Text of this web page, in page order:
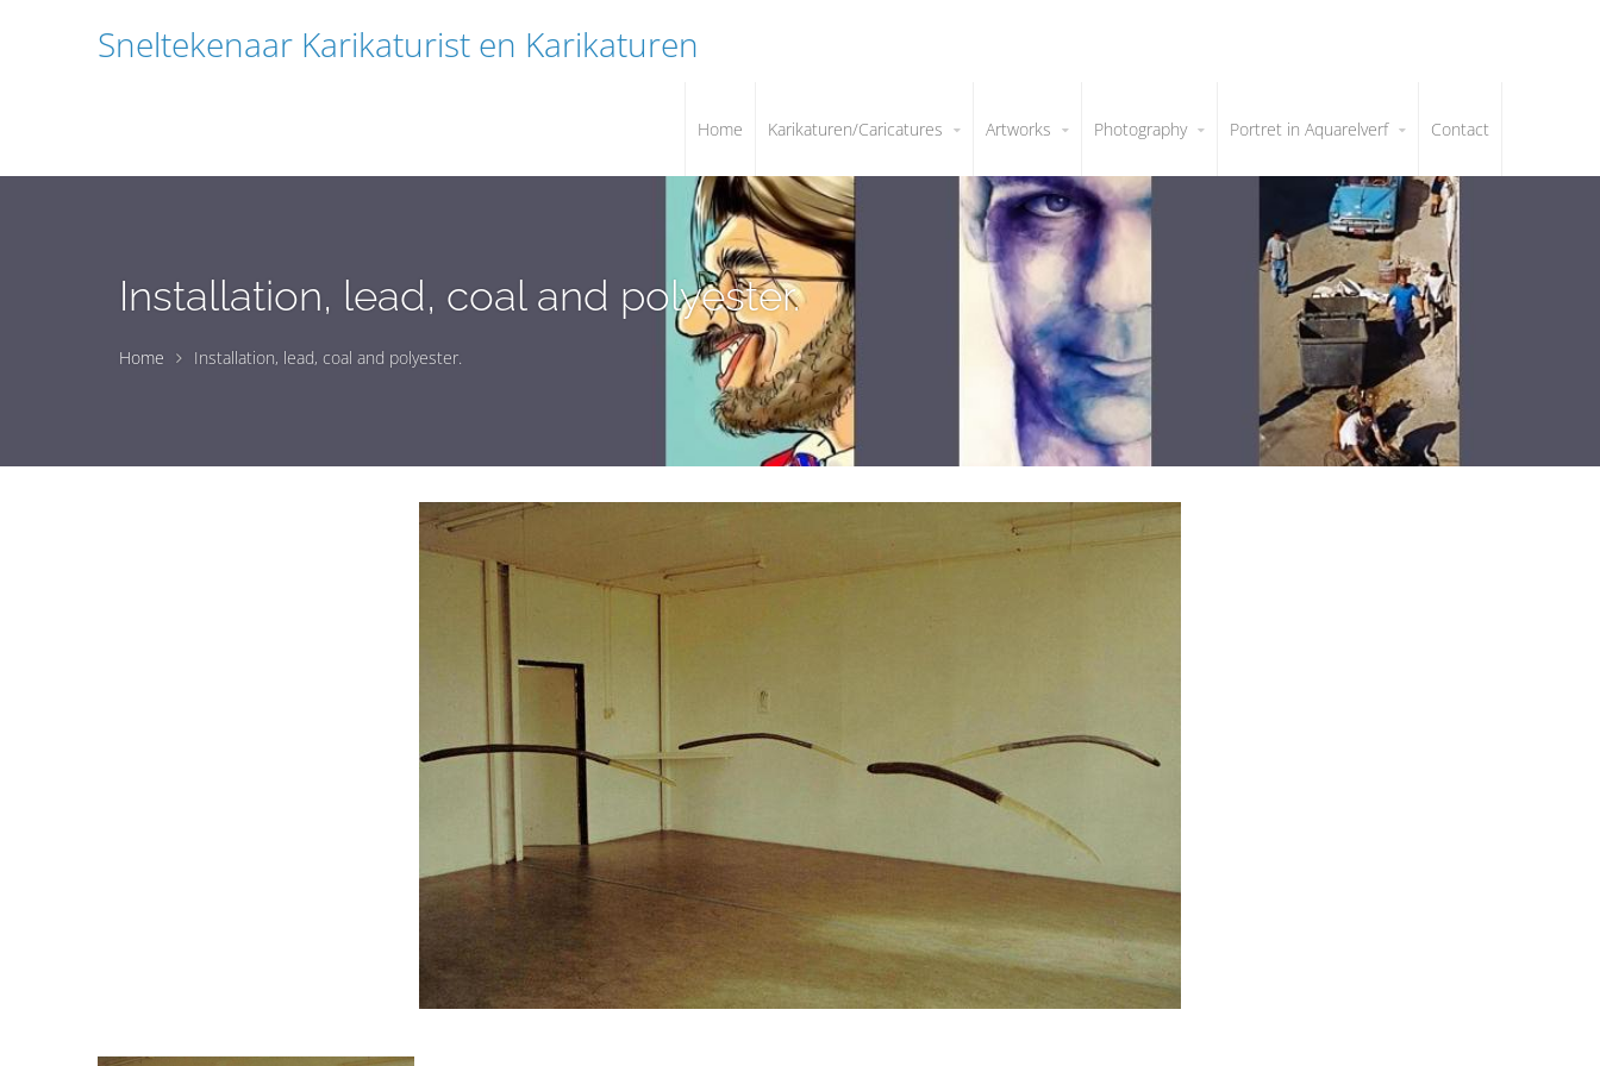
Sneltekenaar Karikaturist en Karikaturen
Home Karikaturen/Caricatures Artworks Photography Portret in Aquarelverf Contact
Installation, lead, coal and polyester.
Home Installation, lead, coal and polyester.